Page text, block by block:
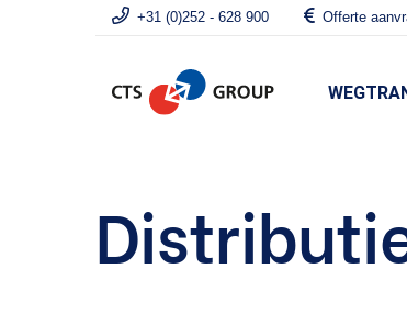
+31 (0)252 - 628 900 Offerte